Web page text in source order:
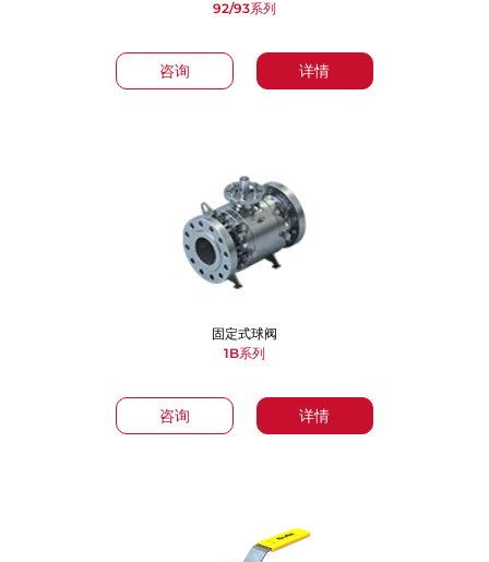
咨询 详情
92/93系列
咨询 详情
固定式球阀
1B系列